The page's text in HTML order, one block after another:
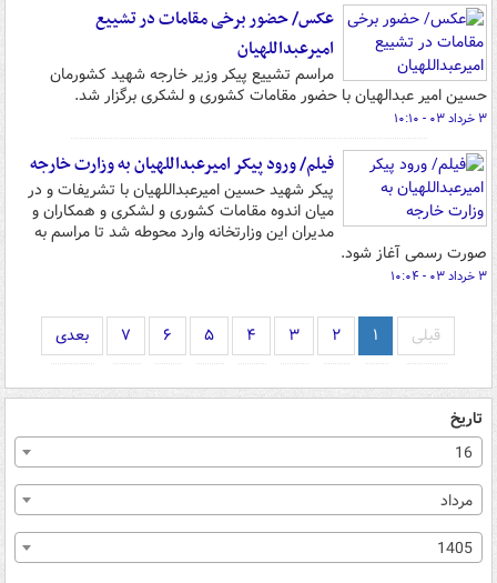
عکس/ حضور برخی مقامات در تشییع
امیرعبداللهیان
مراسم تشییع پیکر وزیر خارجه شهید کشورمان
حسین امیر عبدالهیان با حضور مقامات کشوری و لشکری برگزار شد.
۳ خرداد ۰۳ - ۱۰:۱۰
فیلم/ ورود پیکر امیرعبداللهیان به وزارت خارجه
پیکر شهید حسین امیرعبداللهیان با تشریفات و در
میان اندوه مقامات کشوری و لشکری و همکاران و
مدیران این وزارتخانه وارد محوطه شد تا مراسم به
صورت رسمی آغاز شود.
۳ خرداد ۰۳ - ۱۰:۰۴
قبلی ۱ ۲ ۳ ۴ ۵ ۶ ۷ بعدی
تاریخ
16
مرداد
1405